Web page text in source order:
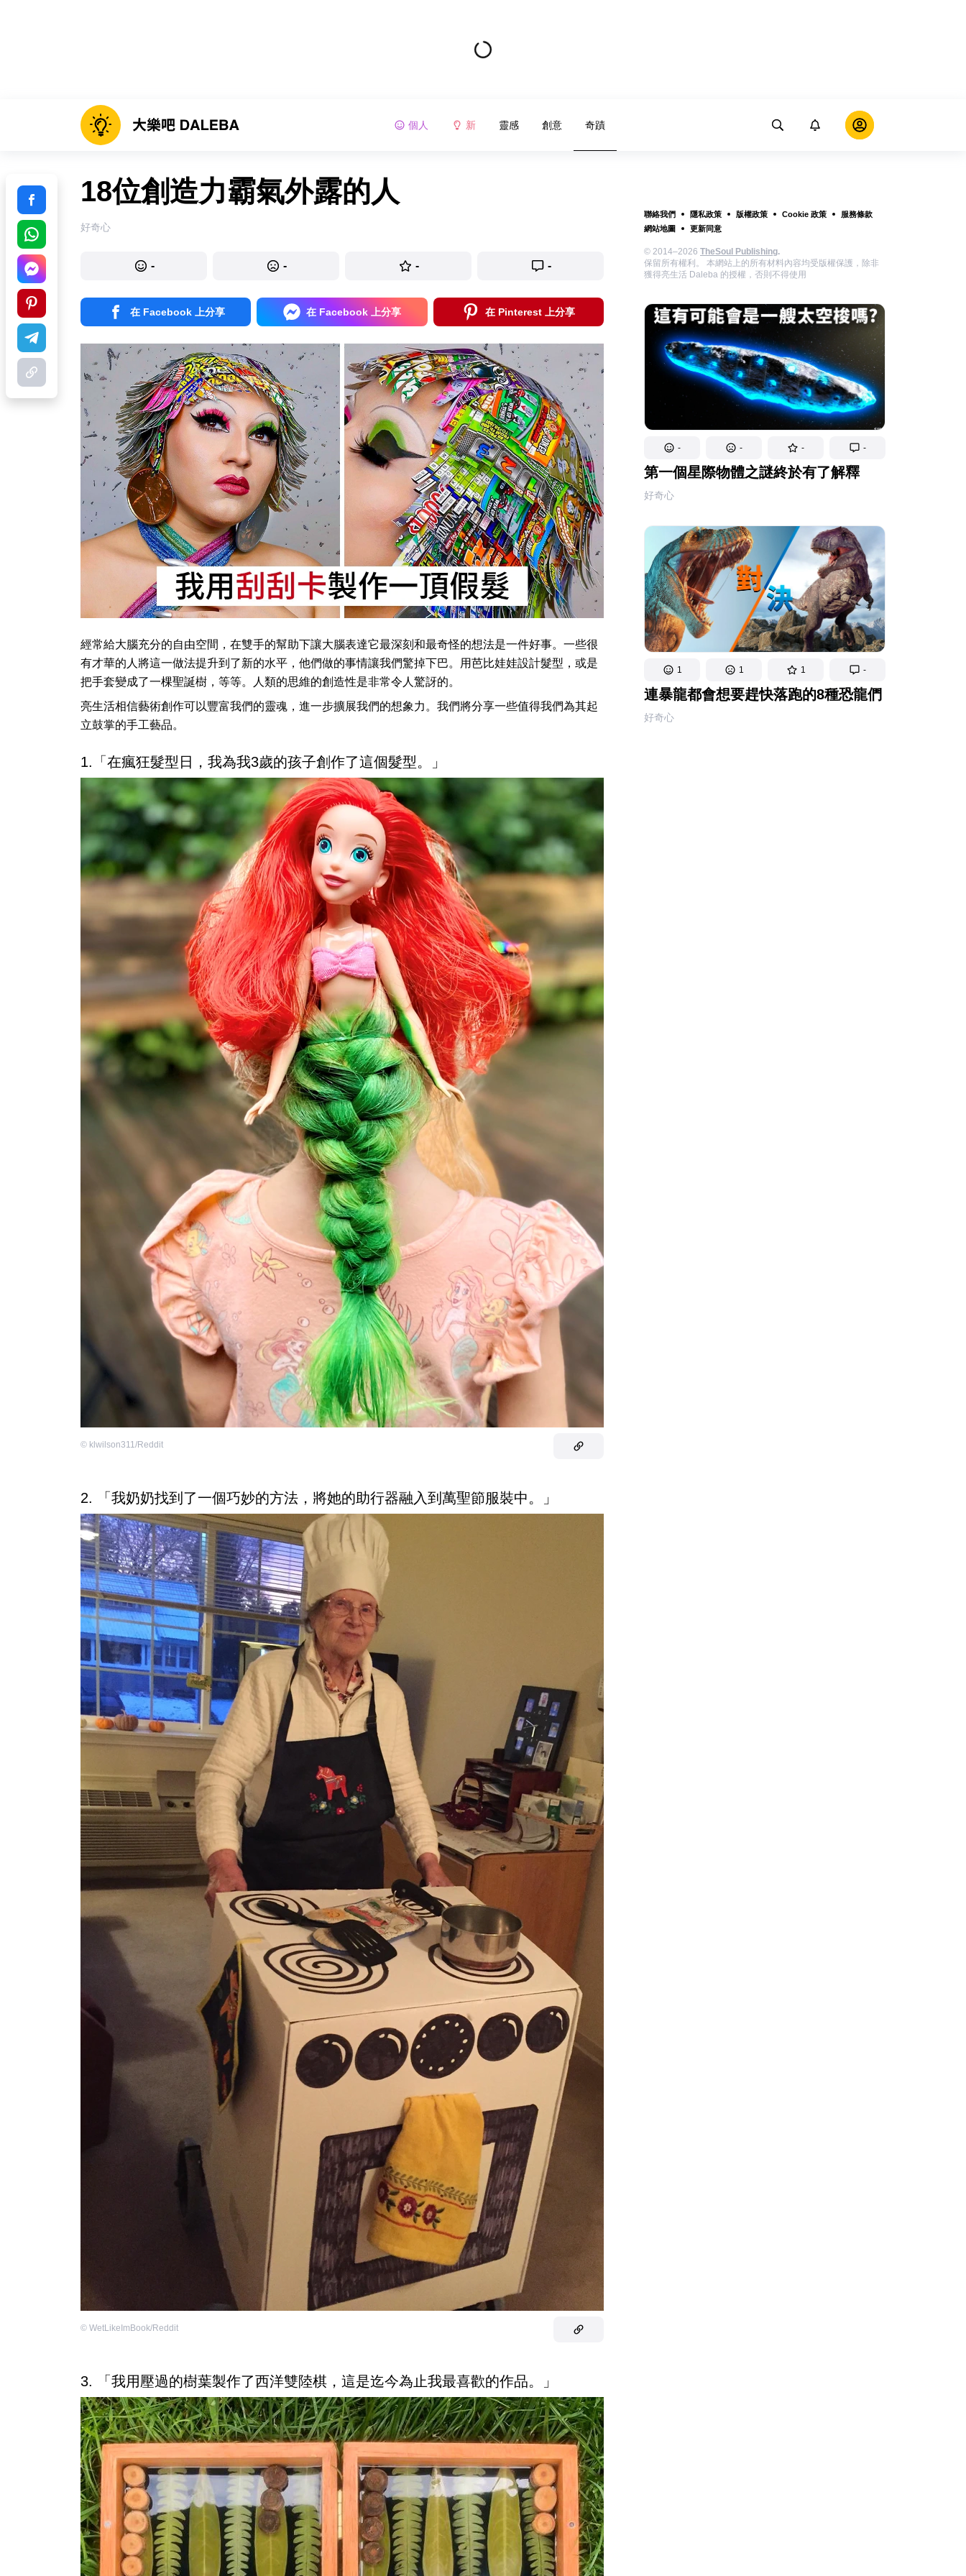
個人 新 靈感 創意 奇蹟
聯絡我們 隱私政策 版權政策 Cookie 政策
服務條款
網站地圖
更新同意
© 2014–2026 TheSoul Publishing.
保留所有權利。 本網站上的所有材料內容均受版權保護，除非
獲得亮生活 Daleba 的授權，否則不得使用
- - - -
第一個星際物體之謎終於有了解釋
好奇心
1 1 1 -
連暴龍都會想要趕快落跑的8種恐龍們
好奇心
18位創造力霸氣外露的人
好奇心
- - - -
在 Facebook 上分享 在 Facebook 上分享 在 Pinterest 上分享
經常給大腦充分的自由空間，在雙手的幫助下讓大腦表達它最深刻和最奇怪的想法是一件好事。一些很
有才華的人將這一做法提升到了新的水平，他們做的事情讓我們驚掉下巴。用芭比娃娃設計髮型，或是
把手套變成了一棵聖誕樹，等等。人類的思維的創造性是非常令人驚訝的。
亮生活相信藝術創作可以豐富我們的靈魂，進一步擴展我們的想象力。我們將分享一些值得我們為其起
立鼓掌的手工藝品。
1.「在瘋狂髮型日，我為我3歲的孩子創作了這個髮型。」
© klwilson311/Reddit
2. 「我奶奶找到了一個巧妙的方法，將她的助行器融入到萬聖節服裝中。」
© WetLikeImBook/Reddit
3. 「我用壓過的樹葉製作了西洋雙陸棋，這是迄今為止我最喜歡的作品。」